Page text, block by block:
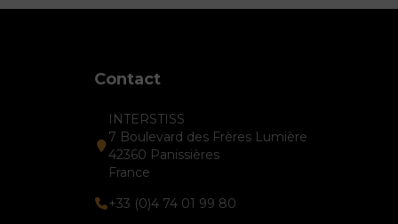
Contact
INTERSTISS
7 Boulevard des Frères Lumière
42360 Panissières
France
+33 (0)4 74 01 99 80